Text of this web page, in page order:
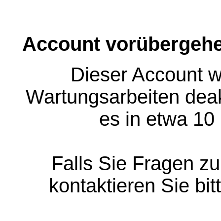
Account
Dieser Account
Wartungsarbeiten
es in etwa
Falls Sie Fragen
kontaktieren Sie